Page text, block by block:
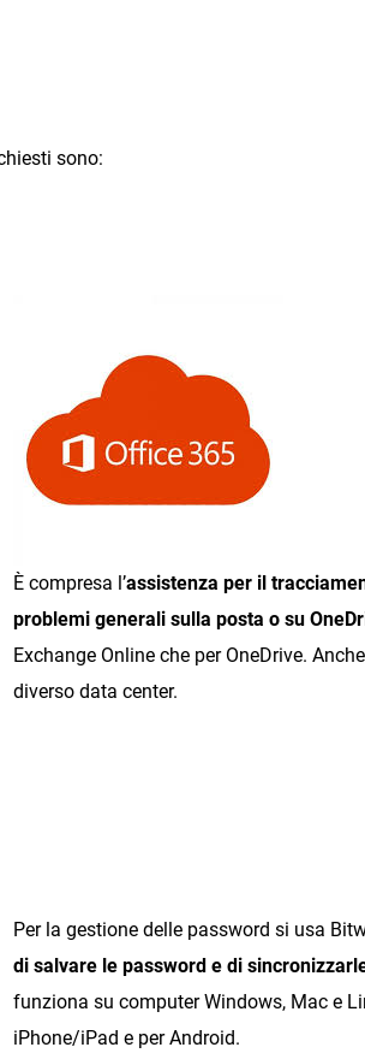
sono:
È compresa l’assistenza per il
problemi generali sulla posta o su
Exchange Online che per OneDrive.
diverso data center.
Per la gestione delle password si usa
di salvare le password e di
funziona su computer Windows, Mac e
iPhone/iPad e per Android.